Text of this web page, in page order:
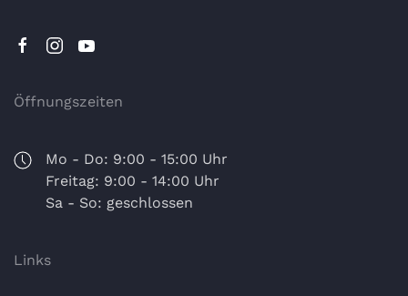
Öffnungszeiten
Mo - Do: 9:00 - 15:00 Uhr
Freitag: 9:00 - 14:00 Uhr
Sa - So: geschlossen
Links